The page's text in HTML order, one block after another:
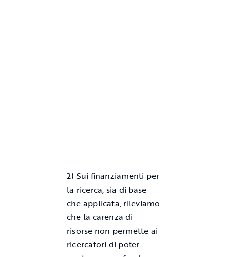
2) Sui finanziamenti per
la ricerca, sia di base
che applicata, rileviamo
che la carenza di
risorse non permette ai
ricercatori di poter